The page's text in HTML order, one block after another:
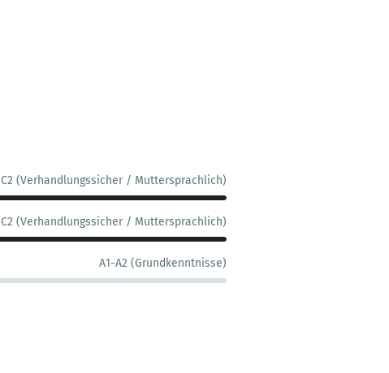
C2 (Verhandlungssicher / Muttersprachlich)
C2 (Verhandlungssicher / Muttersprachlich)
A1-A2 (Grundkenntnisse)